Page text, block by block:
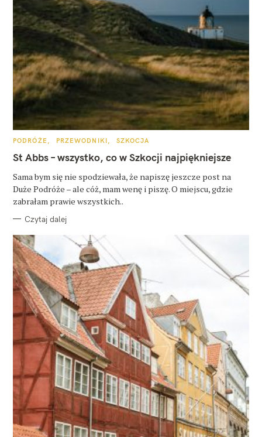
K
T
E
O
R
I
PODRÓŻE PRZEWODNIKI SZKOCJA
St Abbs – wszystko, co w Szkocji najpiękniejsze
Sama bym się nie spodziewała, że napiszę jeszcze post na
Duże Podróże – ale cóż, mam wenę i piszę. O miejscu, gdzie
zabrałam prawie wszystkich..
Czytaj dalej